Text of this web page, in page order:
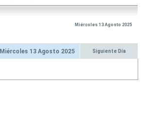
Miércoles 13 Agosto 2025
Miércoles 13 Agosto 2025 Siguiente Día